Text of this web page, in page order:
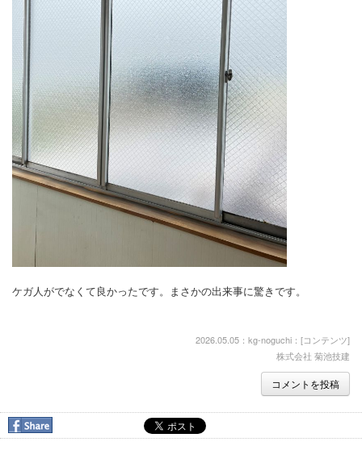
ケガ人がでなくて良かったです。まさかの出来事に驚きです。
2026.05.05：kg-noguchi：[コンテンツ]
株式会社 菊池技建
コメントを投稿